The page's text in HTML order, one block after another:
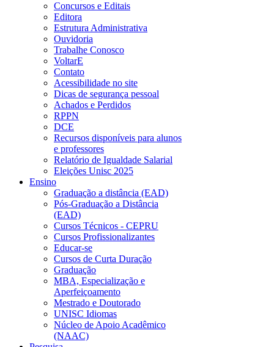
Concursos e Editais
Editora
Estrutura Administrativa
Ouvidoria
Trabalhe Conosco
VoltarE
Contato
Acessibilidade no site
Dicas de segurança pessoal
Achados e Perdidos
RPPN
DCE
Recursos disponíveis para alunos
e professores
Relatório de Igualdade Salarial
Eleições Unisc 2025
Ensino
Graduação a distância (EAD)
Pós-Graduação a Distância
(EAD)
Cursos Técnicos - CEPRU
Cursos Profissionalizantes
Educar-se
Cursos de Curta Duração
Graduação
MBA, Especialização e
Aperfeiçoamento
Mestrado e Doutorado
UNISC Idiomas
Núcleo de Apoio Acadêmico
(NAAC)